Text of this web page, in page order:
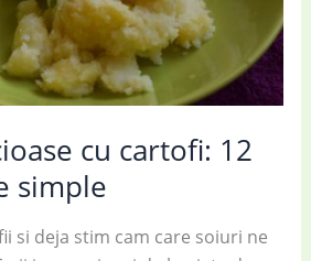
cu cartofi: 12
simple
si deja stim cam care soiuri ne